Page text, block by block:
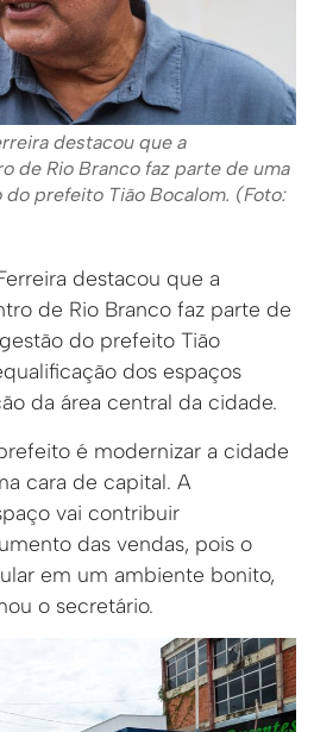
destacou que a
de Rio Branco faz parte de uma
prefeito Tião Bocalom. (Foto:
destacou que a
de Rio Branco faz parte de
do prefeito Tião
dos espaços
da área central da cidade.
é modernizar a cidade
cara de capital. A
vai contribuir
das vendas, pois o
em um ambiente bonito,
o secretário.